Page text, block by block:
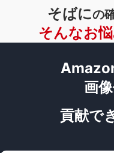
そばにの
そんなお
画
貢献で